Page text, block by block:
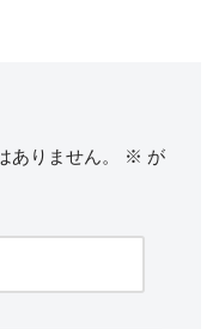
ありません。 ※ が